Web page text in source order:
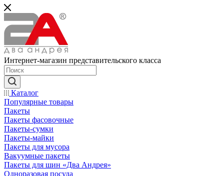
Интернет-магазин представительского класса
Каталог
Популярные товары
Пакеты
Пакеты фасовочные
Пакеты-сумки
Пакеты-майки
Пакеты для мусора
Вакуумные пакеты
Пакеты для шин «Два Андрея»
Одноразовая посуда